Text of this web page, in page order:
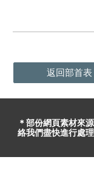
返回部首表
＊部份網頁素材來
絡我們盡快進行處理